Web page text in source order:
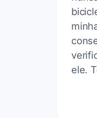
ele.